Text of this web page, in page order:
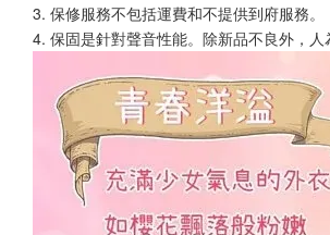
3. 保修服務不包括運費和不提供到府服務。
4. 保固是針對聲音性能。除新品不良外，